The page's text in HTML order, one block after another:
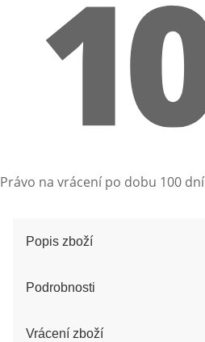
Právo na vrácení po dobu 100 dní
Popis zboží
Podrobnosti
Vrácení zboží